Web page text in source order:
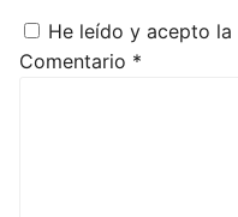
Comentario *
He leído y acepto la